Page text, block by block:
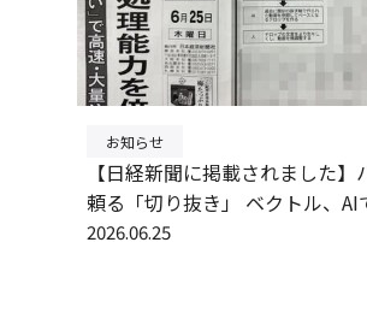
お知らせ
【日経新聞に掲載されました】
頼る「切り抜き」 ベクトル、AI
成最短30分
2026.06.25